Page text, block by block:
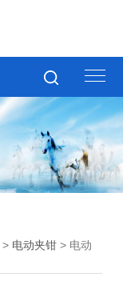
> 电动夹钳 > 电动